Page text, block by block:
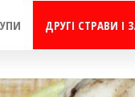
ДРУГІ СТРАВИ І